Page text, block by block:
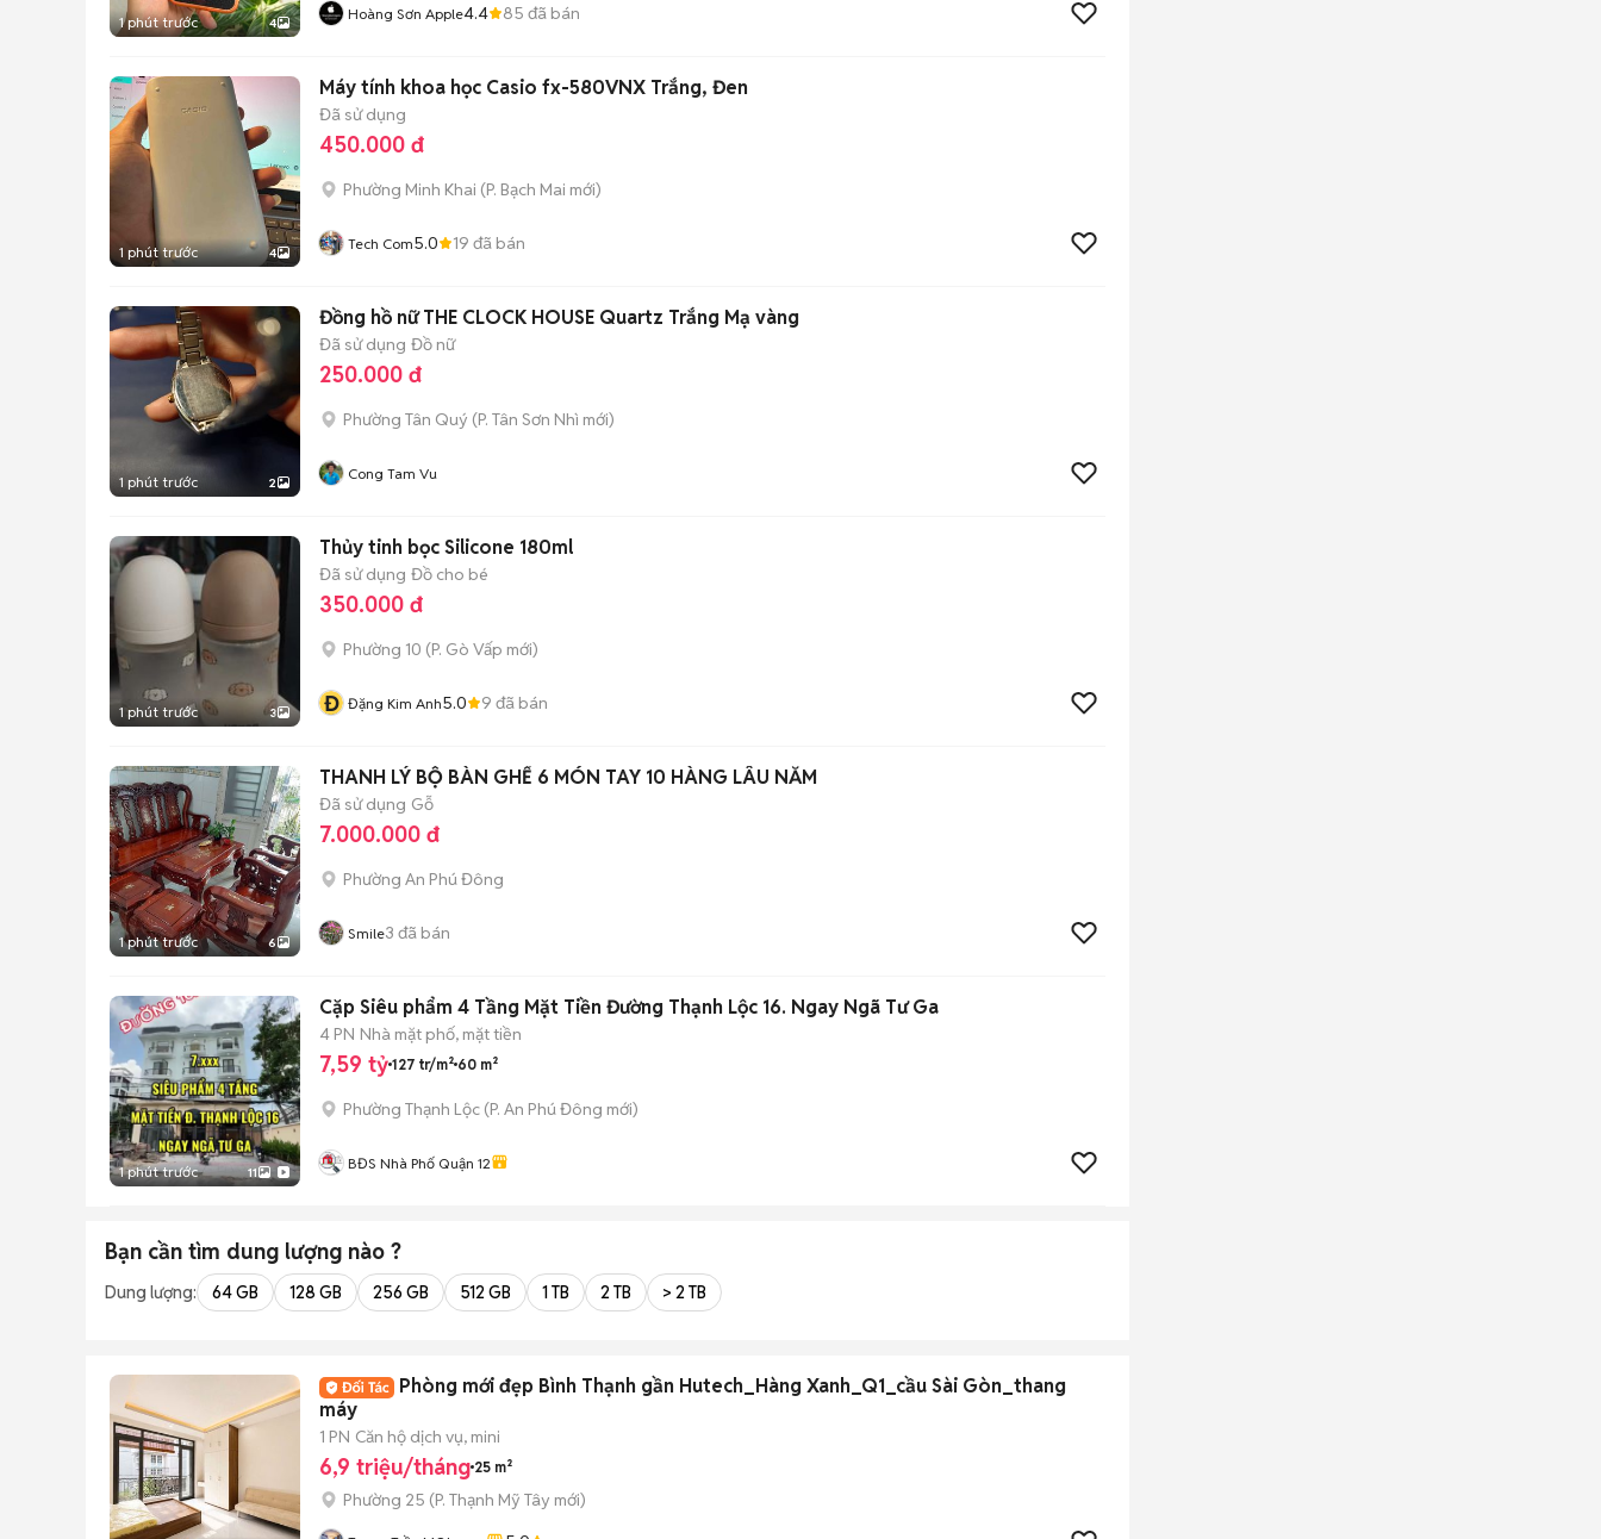
1 phút trước 4 Hoàng Sơn Apple4.4 85 đã bán
1 phút trước 4
Máy tính khoa học Casio fx-580VNX Trắng, Đen
Đã sử dụng
450.000 đ
Phường Minh Khai (P. Bạch Mai mới)
Tech Com5.0 19 đã bán
1 phút trước 2
Đồng hồ nữ THE CLOCK HOUSE Quartz Trắng Mạ vàng
Đã sử dụng Đồ nữ
250.000 đ
Phường Tân Quý (P. Tân Sơn Nhì mới)
Cong Tam Vu
1 phút trước 3
Thủy tinh bọc Silicone 180ml
Đã sử dụng Đồ cho bé
350.000 đ
Phường 10 (P. Gò Vấp mới)
Đ Đặng Kim Anh5.0 9 đã bán
1 phút trước 6
THANH LÝ BỘ BÀN GHẾ 6 MÓN TAY 10 HÀNG LÂU NĂM
Đã sử dụng Gỗ
7.000.000 đ
Phường An Phú Đông
Smile3 đã bán
1 phút trước 11
Cặp Siêu phẩm 4 Tầng Mặt Tiền Đường Thạnh Lộc 16. Ngay Ngã Tư Ga
4 PN Nhà mặt phố, mặt tiền
7,59 tỷ 127 tr/m² 60 m²
Phường Thạnh Lộc (P. An Phú Đông mới)
BĐS Nhà Phố Quận 12
Bạn cần tìm dung lượng nào ?
Dung lượng: 64 GB 128 GB 256 GB 512 GB 1 TB 2 TB > 2 TB
Phòng mới đẹp Bình Thạnh gần Hutech_Hàng Xanh_Q1_cầu Sài Gòn_thang
máy
1 PN Căn hộ dịch vụ, mini
6,9 triệu/tháng 25 m²
Phường 25 (P. Thạnh Mỹ Tây mới)